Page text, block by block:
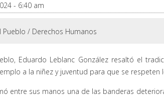
- 6:40 am
Pueblo / Derechos Humanos
Eduardo Leblanc González resaltó el
a la niñez y juventud para que se respeten
entre sus manos una de las banderas